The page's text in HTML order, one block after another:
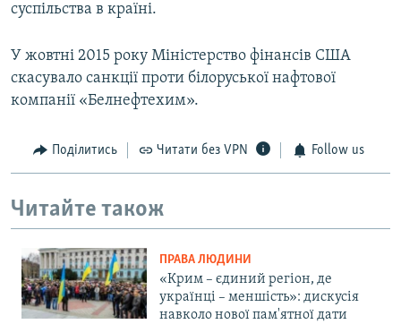
суспільства в країні.
У жовтні 2015 року Міністерство фінансів США
скасувало санкції проти білоруської нафтової
компанії «Белнефтехим».
Поділитись Читати без VPN Follow us
Читайте також
ПРАВА ЛЮДИНИ
«Крим – єдиний регіон, де
українці – меншість»: дискусія
навколо нової пам'ятної дати